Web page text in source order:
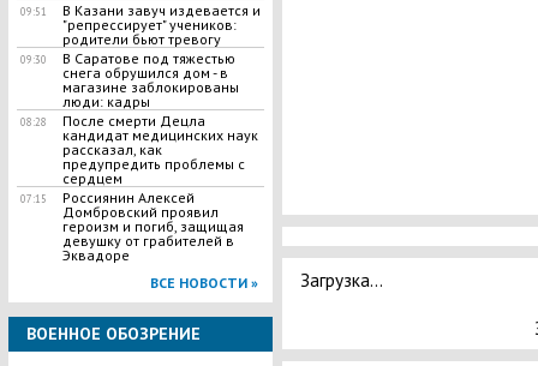
09:51
В Казани завуч издевается и
"репрессирует" учеников:
родители бьют тревогу
09:30
В Саратове под тяжестью
снега обрушился дом - в
магазине заблокированы
люди: кадры
08:28
После смерти Децла
кандидат медицинских наук
рассказал, как
предупредить проблемы с
сердцем
07:15
Россиянин Алексей
Домбровский проявил
героизм и погиб, защищая
девушку от грабителей в
Эквадоре
ВСЕ НОВОСТИ »
ВОЕННОЕ ОБОЗРЕНИЕ
Загрузка...